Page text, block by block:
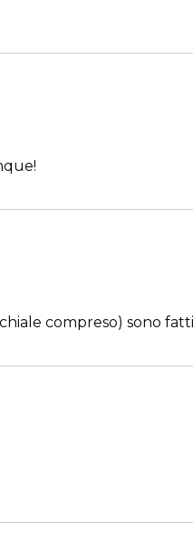
compreso) sono